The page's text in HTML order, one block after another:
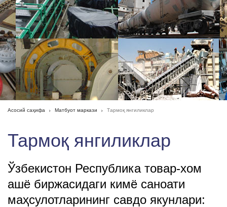
Асосий саҳифа Матбуот маркази Тармоқ янгиликлар
Тармоқ янгиликлар
Ўзбекистон Республика товар-хом
ашё биржасидаги кимё саноати
маҳсулотларининг савдо якунлари: